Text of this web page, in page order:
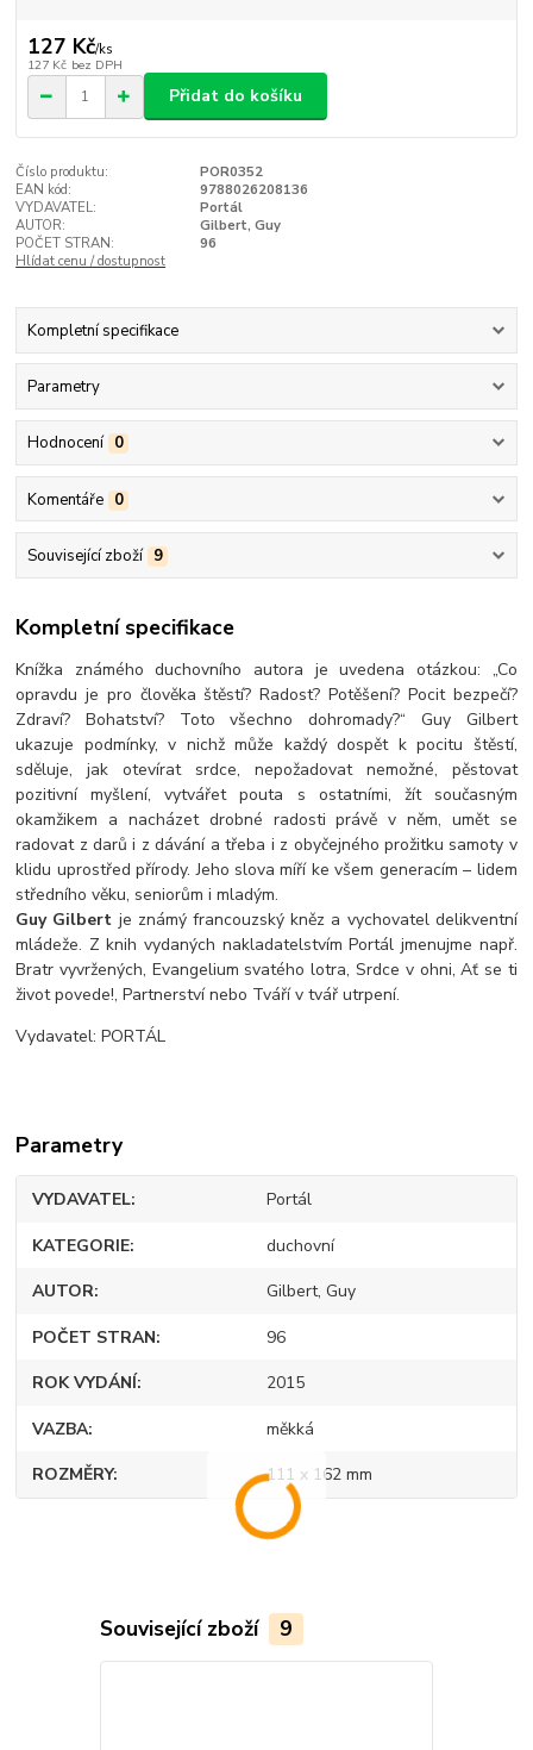
127 Kč/ks
127 Kč bez DPH
Přidat do košíku
Číslo produktu:
POR0352
EAN kód:
9788026208136
VYDAVATEL:
Portál
AUTOR:
Gilbert, Guy
POČET STRAN:
96
Hlídat cenu / dostupnost
Kompletní specifikace
Parametry
Hodnocení 0
Komentáře 0
Související zboží 9
Kompletní specifikace
Knížka známého duchovního autora je uvedena otázkou: „Co
opravdu je pro člověka štěstí? Radost? Potěšení? Pocit bezpečí?
Zdraví? Bohatství? Toto všechno dohromady?“ Guy Gilbert
ukazuje podmínky, v nichž může každý dospět k pocitu štěstí,
sděluje, jak otevírat srdce, nepožadovat nemožné, pěstovat
pozitivní myšlení, vytvářet pouta s ostatními, žít současným
okamžikem a nacházet drobné radosti právě v něm, umět se
radovat z darů i z dávání a třeba i z obyčejného prožitku samoty v
klidu uprostřed přírody. Jeho slova míří ke všem generacím – lidem
středního věku, seniorům i mladým.
Guy Gilbert je známý francouzský kněz a vychovatel delikventní
mládeže. Z knih vydaných nakladatelstvím Portál jmenujme např.
Bratr vyvržených, Evangelium svatého lotra, Srdce v ohni, Ať se ti
život povede!, Partnerství nebo Tváří v tvář utrpení.
Vydavatel: PORTÁL
Parametry
VYDAVATEL Portál
KATEGORIE duchovní
AUTOR Gilbert, Guy
POČET STRAN 96
ROK VYDÁNÍ 2015
VAZBA měkká
ROZMĚRY 111 x 162 mm
Související zboží 9